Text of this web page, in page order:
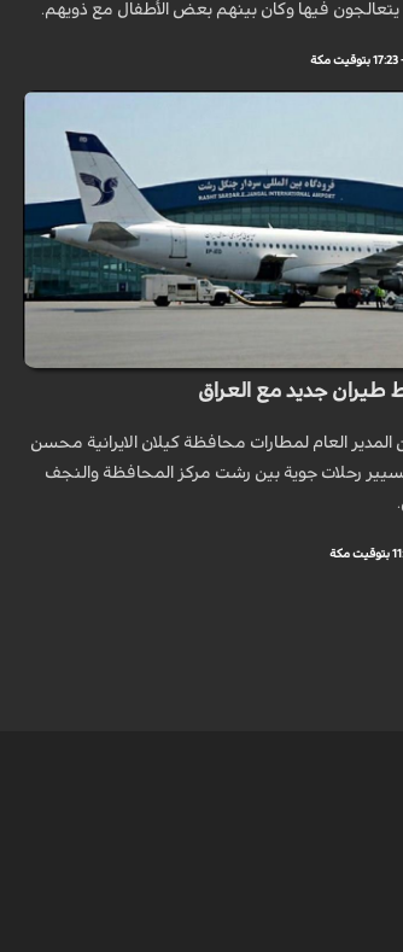
فيها وكان بينهم بعض الأطفال مع ذويهم.
طيران جديد مع العراق
المدير العام لمطارات محافظة كيلان الايرانية محسن
رحلات جوية بين رشت مركز المحافظة والنجف